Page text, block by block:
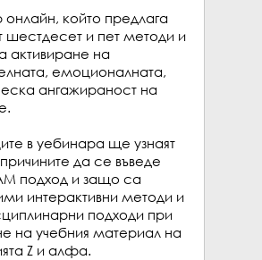
който предлага
шестдесет и пет методи и
активиране на
емоционалната,
ангажираност на
в уебинара ще узнаят
да се въведе
подход и защо са
интерактивни методи и
подходи при
на учебния материал на
Z и алфа.